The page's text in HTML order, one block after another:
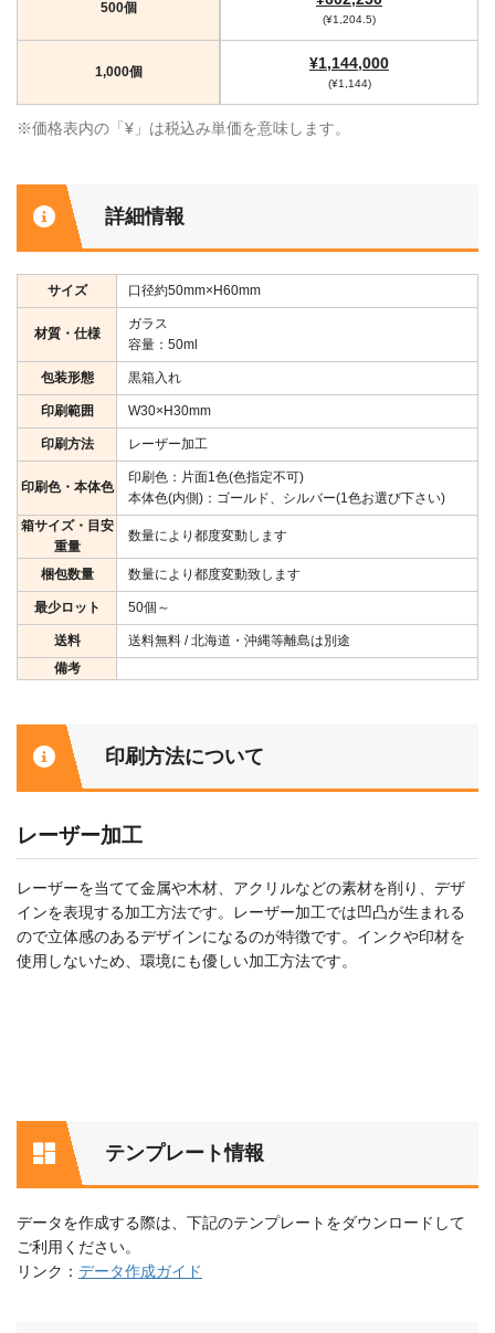
500個
(¥1,204.5)
1,000個 ¥1,144,000
(¥1,144)
※価格表内の「¥」は税込み単価を意味します。
詳細情報
サイズ 口径約50mm×H60mm
材質・仕様
ガラス
容量：50ml
包装形態 黒箱入れ
印刷範囲 W30×H30mm
印刷方法 レーザー加工
印刷色・本体色
印刷色：片面1色(色指定不可)
本体色(内側)：ゴールド、シルバー(1色お選び下さい)
箱サイズ・目安
重量
数量により都度変動します
梱包数量 数量により都度変動致します
最少ロット 50個～
送料
送料無料 / 北海道・沖縄等離島は別途
備考
印刷方法について
レーザー加工
レーザーを当てて金属や木材、アクリルなどの素材を削り、デザ
インを表現する加工方法です。レーザー加工では凹凸が生まれる
ので立体感のあるデザインになるのが特徴です。インクや印材を
使用しないため、環境にも優しい加工方法です。
テンプレート情報
データを作成する際は、下記のテンプレートをダウンロードして
ご利用ください。
リンク： データ作成ガイド